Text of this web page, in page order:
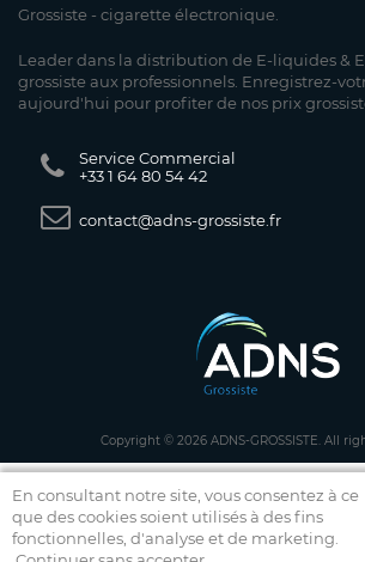
Grossiste - cigarette électronique.
Leader dans la distribution de E-liquides &
grossiste aux professionnels. Enregistrez-
aujourd'hui pour profiter de nos prix
Service Commercial
+33 1 64 80 54 42
contact@adns-grossiste.fr
En consultant notre site, vous consentez à ce
que des cookies soient utilisés à des fins
fonctionnelles, d'analyse et de marketing.
Copyright © 2026 ADNS-GROSSISTE. All